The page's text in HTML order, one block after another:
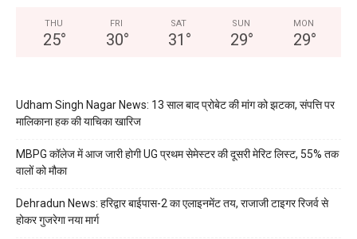
THU
25°
FRI
30°
SAT
31 °
SUN
29°
MON
29°
Udham Singh Nagar News: 13 साल बाद प्रोबेट की मांग को झटका, संपत्ति पर
मालिकाना हक की याचिका खारिज
MBPG कॉलेज में आज जारी होगी UG प्रथम सेमेस्टर की दूसरी मेरिट लिस्ट, 55% तक
वालों को मौका
Dehradun News: हरिद्वार बाईपास-2 का एलाइनमेंट तय, राजाजी टाइगर रिजर्व से
होकर गुजरेगा नया मार्ग